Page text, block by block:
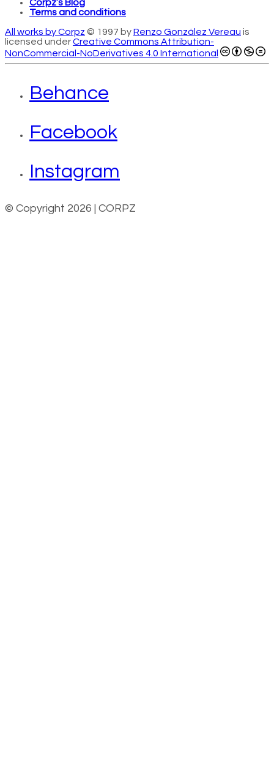
Corpz’s Blog
Terms and conditions
All works by Corpz © 1997 byRenzo González Vereau is
licensed underCreative Commons Attribution-
NonCommercial-NoDerivatives 4.0 International
Behance
Facebook
Instagram
© Copyright 2026 | CORPZ